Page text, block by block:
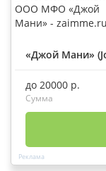
«Джой Мани»
до 20000 р.
Сумма